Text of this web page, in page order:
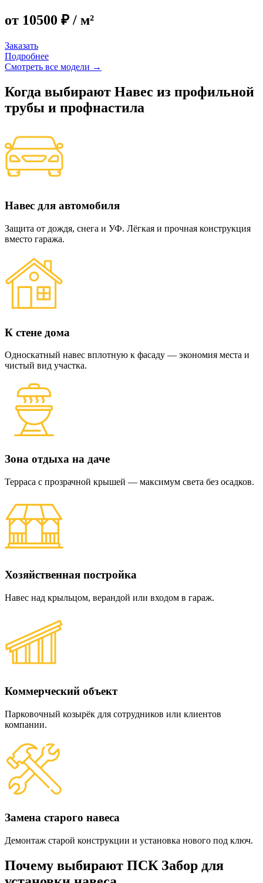
от 10500 ₽ / м²
Заказать
Подробнее
Смотреть все модели →
Когда выбирают Навес из профильной
трубы и профнастила
Навес для автомобиля
Защита от дождя, снега и УФ. Лёгкая и прочная конструкция
вместо гаража.
К стене дома
Односкатный навес вплотную к фасаду — экономия места и
чистый вид участка.
Зона отдыха на даче
Терраса с прозрачной крышей — максимум света без осадков.
Хозяйственная постройка
Навес над крыльцом, верандой или входом в гараж.
Коммерческий объект
Парковочный козырёк для сотрудников или клиентов
компании.
Замена старого навеса
Демонтаж старой конструкции и установка нового под ключ.
Почему выбирают ПСК Забор для